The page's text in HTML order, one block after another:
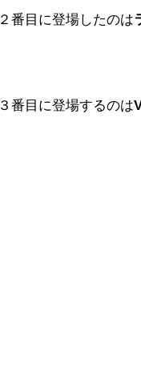
２番目に登場したのは
３番目に登場するのは